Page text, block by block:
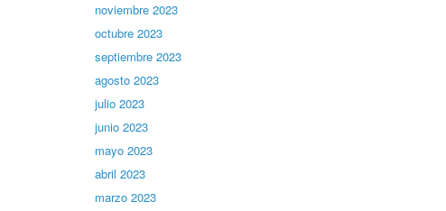
noviembre 2023
octubre 2023
septiembre 2023
agosto 2023
julio 2023
junio 2023
mayo 2023
abril 2023
marzo 2023